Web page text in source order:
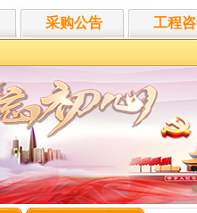
采购公告 工程